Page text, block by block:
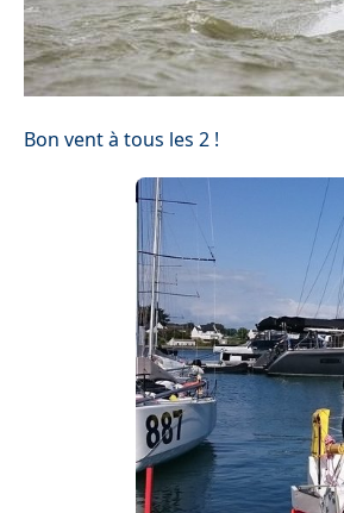
Bon vent à tous les 2 !